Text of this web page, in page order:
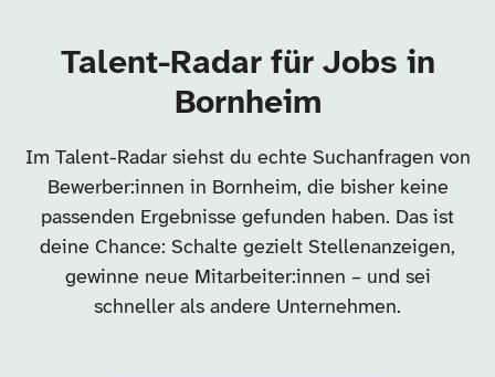
Talent-Radar für Jobs in
Bornheim
Im Talent-Radar siehst du echte Suchanfragen von
Bewerber:innen in Bornheim, die bisher keine
passenden Ergebnisse gefunden haben. Das ist
deine Chance: Schalte gezielt Stellenanzeigen,
gewinne neue Mitarbeiter:innen – und sei
schneller als andere Unternehmen.